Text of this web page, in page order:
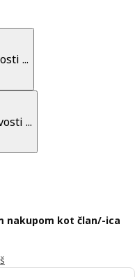
...
...
nakupom kot član/-ica